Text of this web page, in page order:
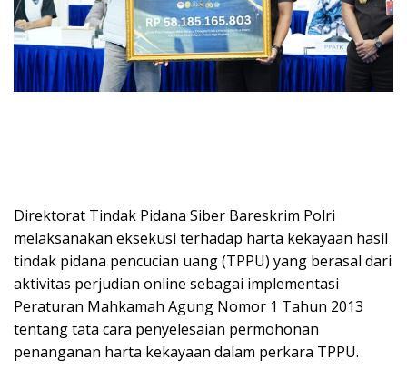
Direktorat Tindak Pidana Siber Bareskrim Polri
melaksanakan eksekusi terhadap harta kekayaan hasil
tindak pidana pencucian uang (TPPU) yang berasal dari
aktivitas perjudian online sebagai implementasi
Peraturan Mahkamah Agung Nomor 1 Tahun 2013
tentang tata cara penyelesaian permohonan
penanganan harta kekayaan dalam perkara TPPU.